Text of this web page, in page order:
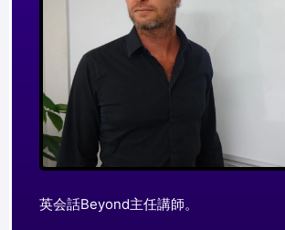
英会話Beyond主任講師。